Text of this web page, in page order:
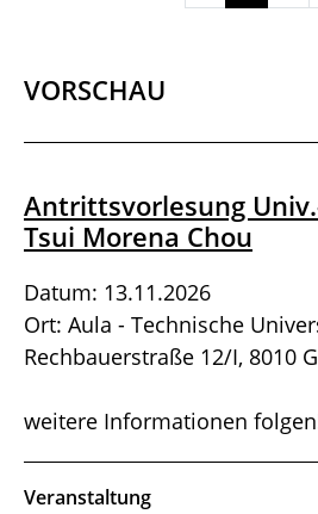
VORSCHAU
Antrittsvorlesung
Tsui Morena Chou
Datum: 13.11.2026
Ort: Aula - Technische
Rechbauerstraße 12/I, 8010
weitere Informationen
Veranstaltung